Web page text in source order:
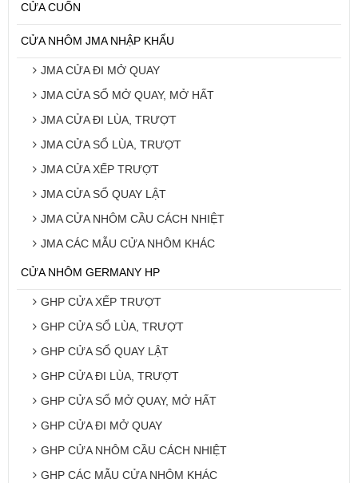
CỬA CUỐN
CỬA NHÔM JMA NHẬP KHẨU
JMA CỬA ĐI MỞ QUAY
JMA CỬA SỔ MỞ QUAY, MỞ HẤT
JMA CỬA ĐI LÙA, TRƯỢT
JMA CỬA SỔ LÙA, TRƯỢT
JMA CỬA XẾP TRƯỢT
JMA CỬA SỔ QUAY LẬT
JMA CỬA NHÔM CẦU CÁCH NHIỆT
JMA CÁC MẪU CỬA NHÔM KHÁC
CỬA NHÔM GERMANY HP
GHP CỬA XẾP TRƯỢT
GHP CỬA SỔ LÙA, TRƯỢT
GHP CỬA SỔ QUAY LẬT
GHP CỬA ĐI LÙA, TRƯỢT
GHP CỬA SỔ MỞ QUAY, MỞ HẤT
GHP CỬA ĐI MỞ QUAY
GHP CỬA NHÔM CẦU CÁCH NHIỆT
GHP CÁC MẪU CỬA NHÔM KHÁC